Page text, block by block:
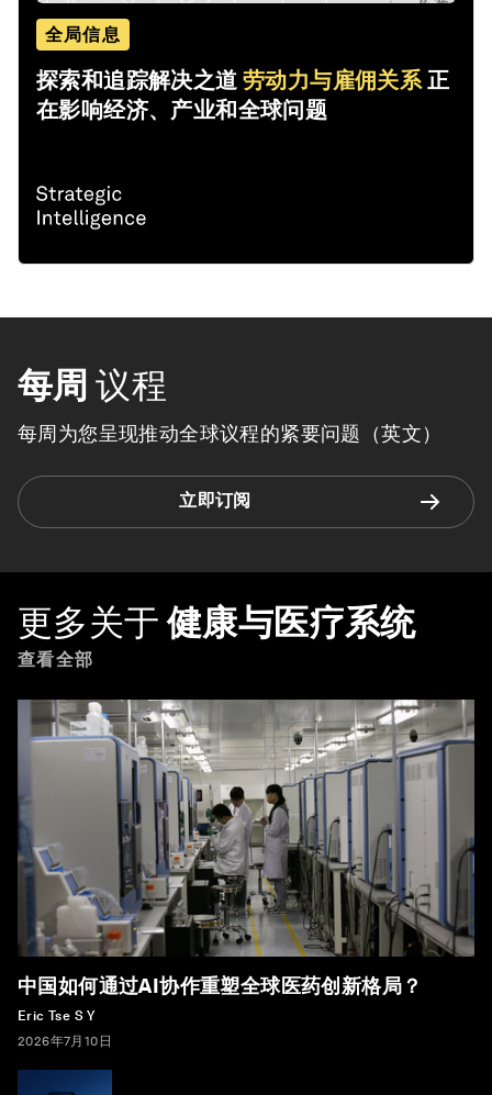
全局信息
探索和追踪解决之道 劳动力与雇佣关系 正
在影响经济、产业和全球问题
每周 议程
每周为您呈现推动全球议程的紧要问题（英文）
立即订阅
更多关于 健康与医疗系统
查看全部
中国如何通过AI协作重塑全球医药创新格局？
Eric Tse S Y
2026年7月10日